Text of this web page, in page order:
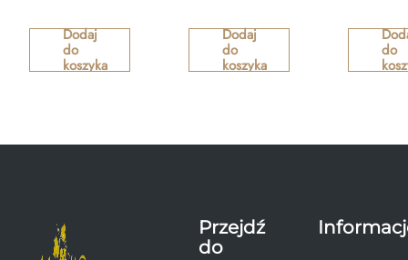
Dodaj
do
koszyka
Dodaj
do
koszyka
do
Przejdź
do